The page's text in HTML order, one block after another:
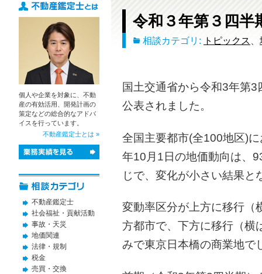
令和３年第３四半
相談カテゴリ: トピックス
国土交通省から令和3年第
公表されました。
全国主要都市(全100地区)
年10月1日の地価動向は、
じで、変化が小さい結果と
変動率区分が上方に移行
方都市で、下方に移行（
みで東京日本橋の商業地で
個人や企業を対象に、不動
産の有効活用、開発計画の
策定などの総合的なアドバ
イスを行っています。
不動産鑑定士とは »
不動産鑑定士
社会福祉・貢献活動
事故・天災
地価関連
法律・規制
税金
売買・交換